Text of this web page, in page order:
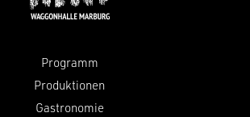
Programm
Produktionen
Gastronomie